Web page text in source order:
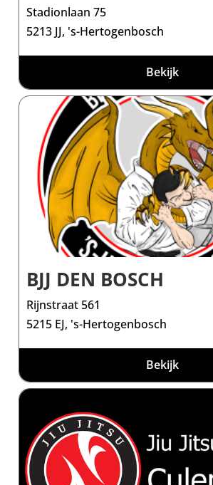
Stadionlaan 75
5213 JJ, 's-Hertogenbosch
Bekijk
BJJ DEN BOSCH
Rijnstraat 561
5215 EJ, 's-Hertogenbosch
Bekijk